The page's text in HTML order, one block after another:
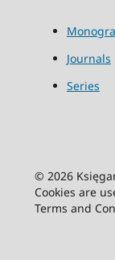
Journals
Series
© 2026
Cookies are
Terms and